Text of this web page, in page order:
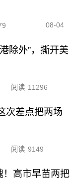
08-04
除外”，撕开美
阅读 11296
次差点把两场
阅读 9149
！高市早苗两把